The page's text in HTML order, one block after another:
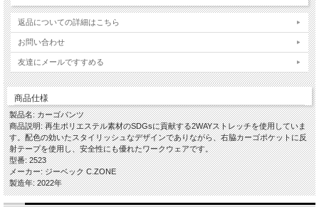
返品についての詳細はこちら
お問い合わせ
友達にメールですすめる
商品仕様
製品名: カーゴパンツ
商品説明: 再生ポリエステル素材のSDGsに貢献する2WAYストレッチを使用していま
す。配色の効いたスタイリッシュなデザインでありながら、右脇カーゴポケットに反
射テープを使用し、安全性にも優れたワークウェアです。
型番: 2523
メーカー: ジーベック C.ZONE
製造年: 2022年